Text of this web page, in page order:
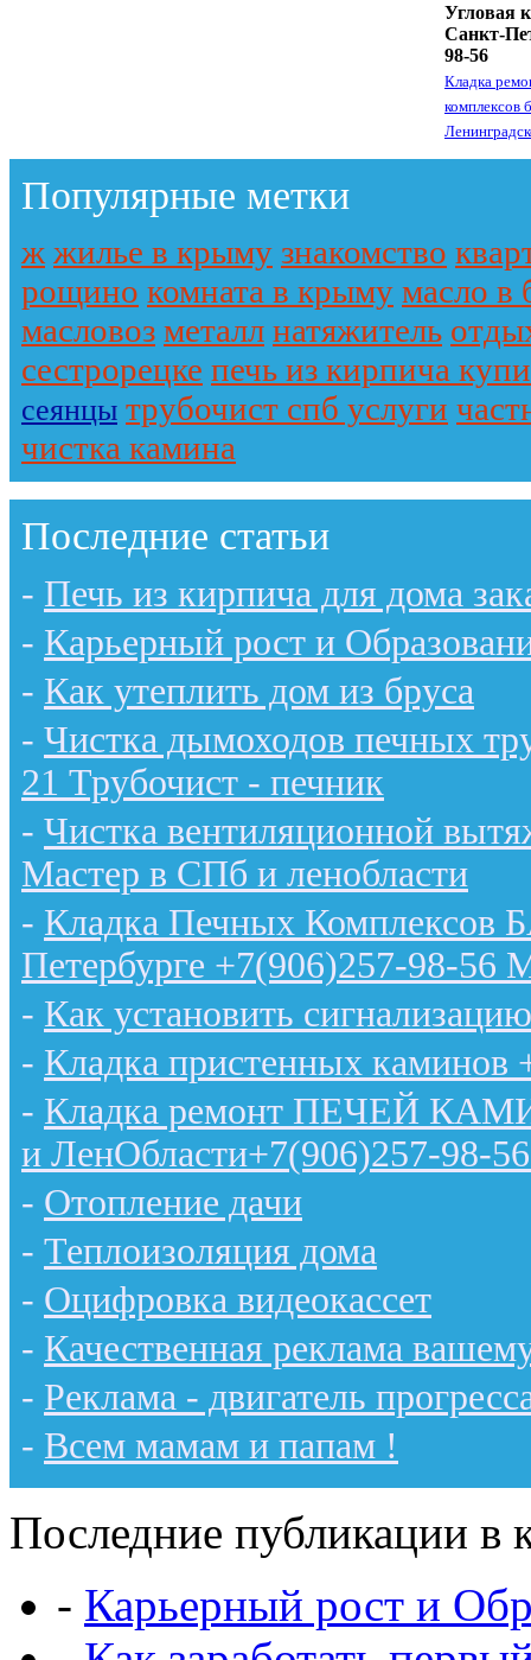
Угловая
Санкт-
98-56
Кладка
комплексов
Популярные метки
ж жилье в крыму знакомство
рощино комната в крыму масло в
масловоз металл натяжитель
сестрорецке печь из кирпича
сеянцы трубочист спб услуги
чистка камина
Последние статьи
- Печь из кирпича для дома
- Карьерный рост и
- Как утеплить дом из бруса
- Чистка дымоходов печных
21 Трубочист - печник
- Чистка вентиляционной
Мастер в СПб и ленобласти
- Кладка Печных Комплексов
Петербурге +7(906)257-98-56
- Как установить
- Кладка пристенных каминов
- Кладка ремонт ПЕЧЕЙ
и ЛенОбласти+7(906)257-98-
- Отопление дачи
- Теплоизоляция дома
- Оцифровка видеокассет
- Качественная реклама
- Реклама - двигатель
- Всем мамам и папам !
Последние публикации в
- Карьерный рост и